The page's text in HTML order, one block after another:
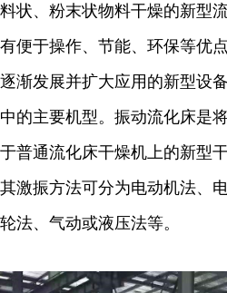
料状、粉末状物料干燥的新型
有便于操作、节能、环保等优
逐渐发展并扩大应用的新型设
中的主要机型。振动流化床是
于普通流化床干燥机上的新型
其激振方法可分为电动机法、
轮法、气动或液压法等。